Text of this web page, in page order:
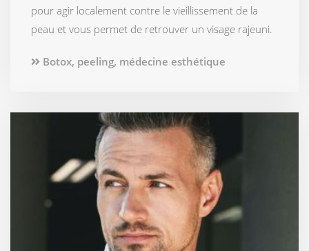
pour agir localement contre le vieillissement de la
peau et vous permet de retrouver un visage rajeuni.
Botox, peeling, médecine esthétique